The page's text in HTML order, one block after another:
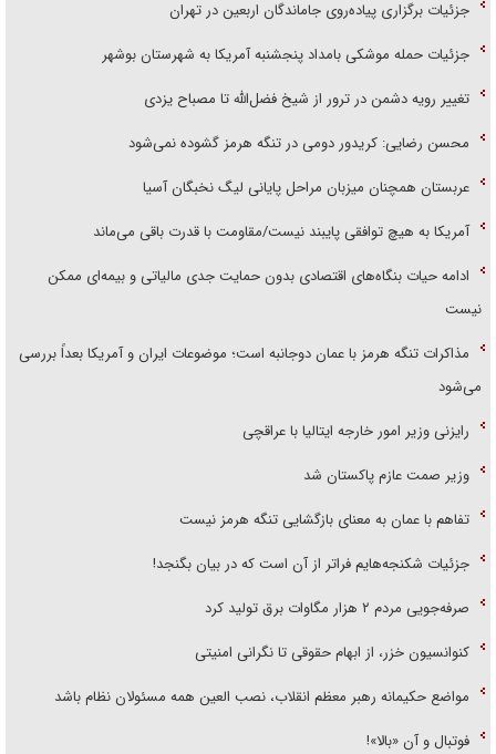
جزئیات برگزاری پیاده‌روی جاماندگان اربعین در تهران
جزئیات حمله موشکی بامداد پنجشنبه آمریکا به شهرستان بوشهر
تغییر رویه دشمن در ترور از شیخ فضل‌الله تا مصباح یزدی
محسن رضایی: کریدور دومی در تنگه هرمز گشوده نمی‌شود
عربستان همچنان میزبان مراحل پایانی لیگ نخبگان آسیا
آمریکا به هیچ توافقی پایبند نیست/مقاومت با قدرت باقی می‌ماند
ادامه حیات بنگاه‌های اقتصادی بدون حمایت جدی مالیاتی و بیمه‌ای ممکن
نیست
مذاکرات تنگه هرمز با عمان دوجانبه است؛ موضوعات ایران و آمریکا بعداً بررسی
می‌شود
رایزنی وزیر امور خارجه ایتالیا با عراقچی
وزیر صمت عازم پاکستان شد
تفاهم با عمان به معنای بازگشایی تنگه هرمز نیست
جزئیات شکنجه‌هایم فراتر از آن است که در بیان بگنجد!
صرفه‌جویی مردم ۲ هزار مگاوات برق تولید کرد
کنوانسیون خزر، از ابهام حقوقی تا نگرانی امنیتی
مواضع حکیمانه رهبر معظم انقلاب، نصب العین همه مسئولان نظام باشد
فوتبال و آن «بالا»!